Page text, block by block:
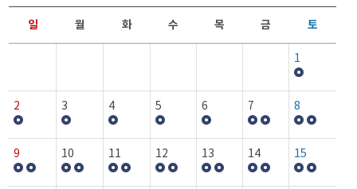
일 월 화 수 목 금 토
1
2 3 4 5 6 7 8
9 10 11 12 13 14 15